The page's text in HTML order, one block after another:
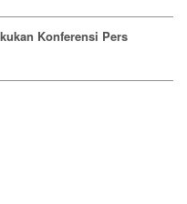
Konferensi Pers